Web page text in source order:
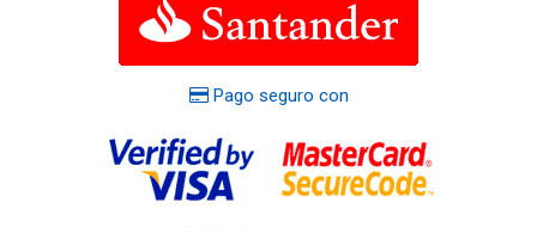
Pago seguro con